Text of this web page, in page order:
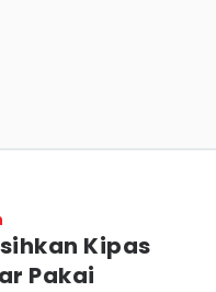
Kipas
Pakai